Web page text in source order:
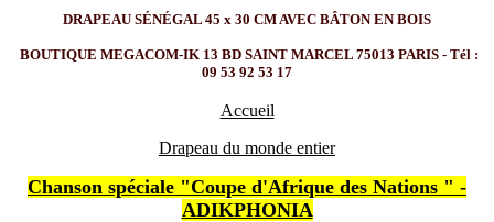
DRAPEAU SÉNÉGAL 45 x 30 CM AVEC BÂTON EN BOIS
BOUTIQUE MEGACOM-IK 13 BD SAINT MARCEL 75013 PARIS - Tél :
09 53 92 53 17
Accueil
Drapeau du monde entier
Chanson spéciale "Coupe d'Afrique des Nations " -
ADIKPHONIA